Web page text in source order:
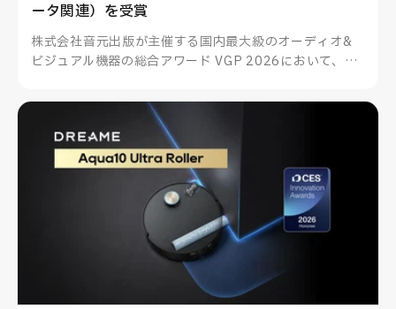
ータ関連）を受賞
株式会社音元出版が主催する国内最大級のオーディオ&
ビジュアル機器の総合アワード VGP 2026において、
ン・PC関連アクセサリー（データ関連）を受賞したこと
をお知らせいたします。